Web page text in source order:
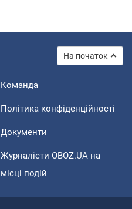
На початок
Команда
Політика конфіденційності
Документи
Журналісти OBOZ.UA на
місці подій